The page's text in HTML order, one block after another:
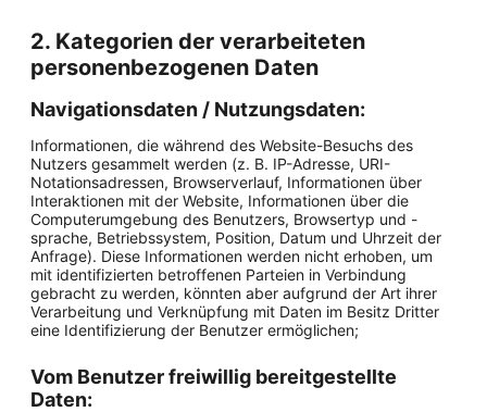
2. Kategorien der verarbeiteten
personenbezogenen Daten
Navigationsdaten / Nutzungsdaten:
Informationen, die während des Website-Besuchs des
Nutzers gesammelt werden (z. B. IP-Adresse, URI-
Notationsadressen, Browserverlauf, Informationen über
Interaktionen mit der Website, Informationen über die
Computerumgebung des Benutzers, Browsertyp und -
sprache, Betriebssystem, Position, Datum und Uhrzeit der
Anfrage). Diese Informationen werden nicht erhoben, um
mit identifizierten betroffenen Parteien in Verbindung
gebracht zu werden, könnten aber aufgrund der Art ihrer
Verarbeitung und Verknüpfung mit Daten im Besitz Dritter
eine Identifizierung der Benutzer ermöglichen;
Vom Benutzer freiwillig bereitgestellte
Daten: